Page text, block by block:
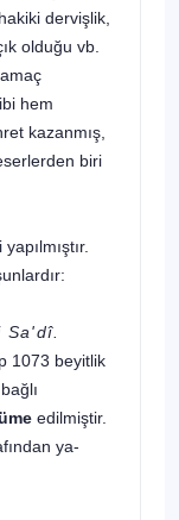
der­vişlik,
olduğu vb.
hem
kazanmış,
biri
Sa'dî.
1073 beyitlik
edilmiştir.
ya­